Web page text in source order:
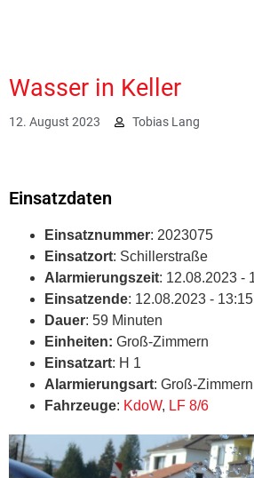
Wasser in Keller
12. August 2023 Tobias Lang
Einsatzdaten
Einsatznummer: 2023075
Einsatzort: Schillerstraße
Alarmierungszeit: 12.08.2023 -
Einsatzende: 12.08.2023 -
Dauer: 59 Minuten
Einheiten: Groß-Zimmern
Einsatzart: H 1
Alarmierungsart: Groß-
Fahrzeuge: KdoW, LF 8/6